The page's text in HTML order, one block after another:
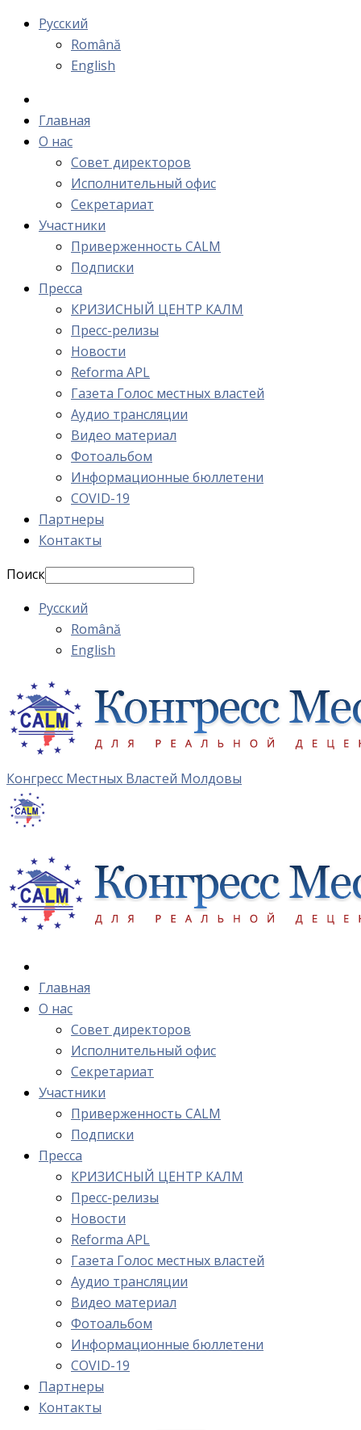
Русский
Română
English
Главная
О нас
Cовет директоров
Исполнительный офис
Cекретариат
Участники
Приверженность CALM
Подписки
Пресса
КРИЗИСНЫЙ ЦЕНТР КАЛМ
Пресс-релизы
Новости
Reforma APL
Газета Голос местных властей
Аудио трансляции
Видео материал
Фотоальбом
Информационные бюллетени
COVID-19
Партнеры
Контакты
Поиск
Русский
Română
English
Конгресс Местных Властей Молдовы
Главная
О нас
Cовет директоров
Исполнительный офис
Cекретариат
Участники
Приверженность CALM
Подписки
Пресса
КРИЗИСНЫЙ ЦЕНТР КАЛМ
Пресс-релизы
Новости
Reforma APL
Газета Голос местных властей
Аудио трансляции
Видео материал
Фотоальбом
Информационные бюллетени
COVID-19
Партнеры
Контакты